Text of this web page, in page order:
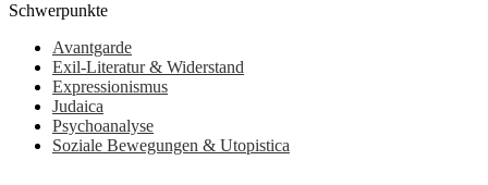
Schwerpunkte
Avantgarde
Exil-Literatur & Widerstand
Expressionismus
Judaica
Psychoanalyse
Soziale Bewegungen & Utopistica